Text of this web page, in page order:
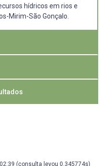
hídricos em rios e
Mirim-São Gonçalo.
à/a saneamento básico,
eventos
afins se deparam
um manancial usado
integrada, modelos do
combinações de
(consulta levou 0.345774s)